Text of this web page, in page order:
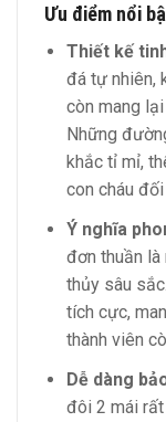
Ưu điểm nổi
Thiết kế
đá tự nhiên,
còn mang
Những
khắc tỉ mỉ,
con cháu
Ý nghĩa
đơn thuần là
thủy sâu
tích cực,
thành viên
Dễ dàng
đôi 2 mái